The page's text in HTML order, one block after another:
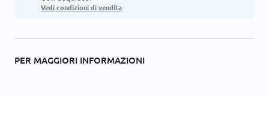
Vedi condizioni di vendita
PER MAGGIORI INFORMAZIONI